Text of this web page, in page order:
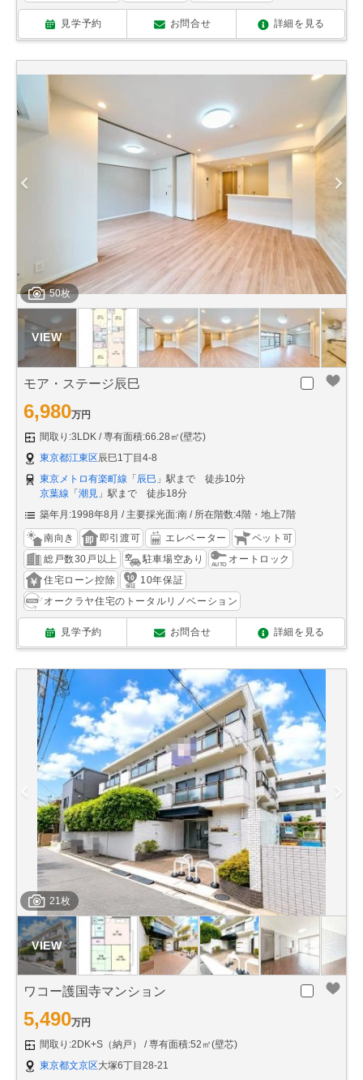
見学予約 お問合せ 詳細を見る
50枚
モア・ステージ辰巳
6,980万円
間取り:3LDK
専有面積:66.28㎡(壁芯)
東京都江東区辰巳1丁目4-8
東京メトロ有楽町線 「辰巳 」駅まで 徒歩10分
京葉線 「潮見 」駅まで 徒歩18分
築年月:1998年8月
主要採光面:南 所在階数:4階・地上7階
南向き 即引渡可 エレベーター
ペット可
総戸数30戸以上
駐車場空あり
オートロック
住宅ローン控除
10年保証
オークラヤ住宅のトータルリノベーション
見学予約 お問合せ 詳細を見る
21枚
ワコー護国寺マンション
5,490万円
間取り:2DK+S（納戸）
専有面積:52㎡(壁芯)
東京都文京区大塚6丁目28-21